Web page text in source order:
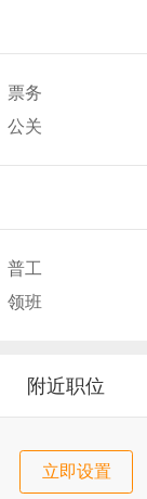
票务
公关
普工
领班
附近职位
立即设置